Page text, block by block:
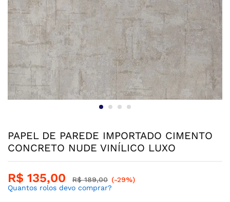
PAPEL DE PAREDE IMPORTADO CIMENTO
CONCRETO NUDE VINÍLICO LUXO
R$ 135,00 R$189,00 (-29%)
Quantos rolos devo comprar?